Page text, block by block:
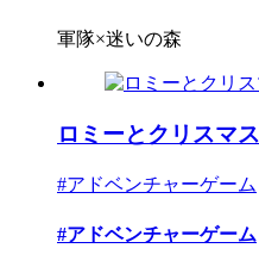
軍隊×迷いの森
ロミーとクリスマス
#アドベンチャーゲーム
#アドベンチャーゲーム